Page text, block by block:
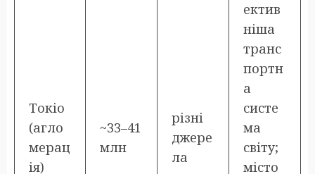
Токіо
(агло
мерац
ія)
~33–41
млн
різні
джере
ла
ектив
ніша
транс
портн
а
систе
ма
світу;
місто